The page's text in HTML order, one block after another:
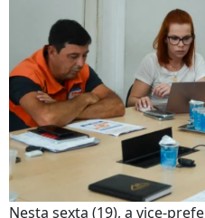
Nesta sexta (19), a vice-